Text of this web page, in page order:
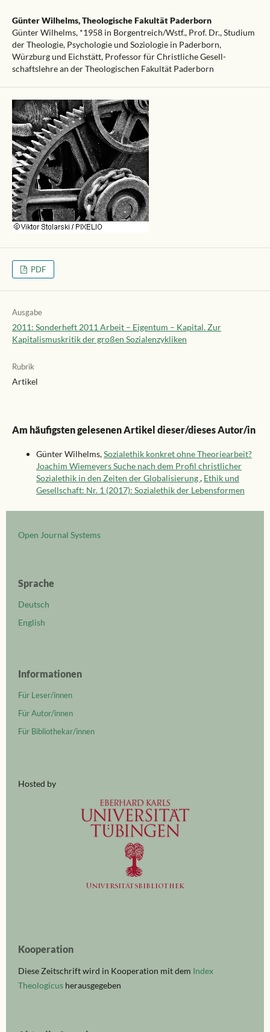
Günter Wilhelms,Theologische Fakultät Paderborn
Günter Wilhelms, *1958 in Borgentreich/Wstf., Prof. Dr., Studium
der Theologie, Psychologie und Soziologie in Paderborn,
Würzburg und Eichstätt, Professor für Christliche Gesell-
schaftslehre an der Theologischen Fakultät Paderborn
PDF
Ausgabe
2011: Sonderheft 2011 Arbeit – Eigentum – Kapital. Zur
Kapitalismuskritik der großen Sozialenzykliken
Rubrik
Artikel
Am häufigsten gelesenen Artikel dieser/dieses Autor/in
Günter Wilhelms,Sozialethik konkret ohne Theoriearbeit?
Joachim Wiemeyers Suche nach dem Profil christlicher
Sozialethik in den Zeiten der Globalisierung, Ethik und
Gesellschaft: Nr. 1 (2017): Sozialethik der Lebensformen
Open Journal Systems
Sprache
Deutsch
English
Informationen
Für Leser/innen
Für Autor/innen
Für Bibliothekar/innen
Hosted by
Kooperation
Diese Zeitschrift wird in Kooperation mit dem Index
Theologicus herausgegeben